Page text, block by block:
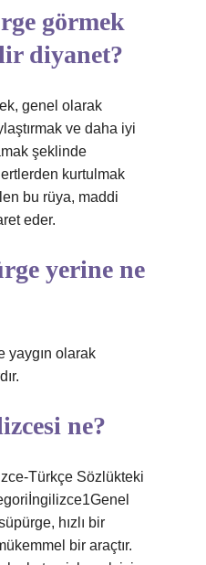
görmek
diyanet?
genel olarak
ve daha iyi
şeklinde
kurtulmak
bu rüya, maddi
eder.
yerine ne
yaygın olarak
ne?
Türkçe Sözlükteki
hızlı bir
bir araçtır.